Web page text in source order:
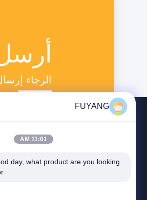
الرجاء
FUYANG
11:01 AM
day, what product are you looking